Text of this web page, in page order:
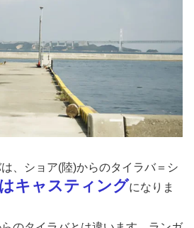
、ショア(陸)からのタイラバ＝シ
キャスティングになりま